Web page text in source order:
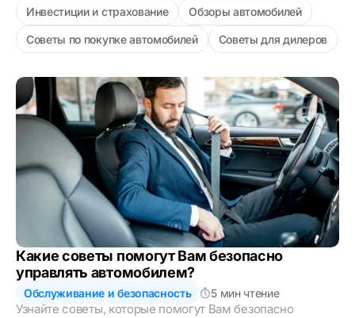
Инвестиции и страхование Обзоры автомобилей
Советы по покупке автомобилей Советы для дилеров
Какие советы помогут Вам безопасно
управлять автомобилем?
Обслуживание и безопасность 5 мин чтение
Узнайте советы, которые помогут Вам безопасно